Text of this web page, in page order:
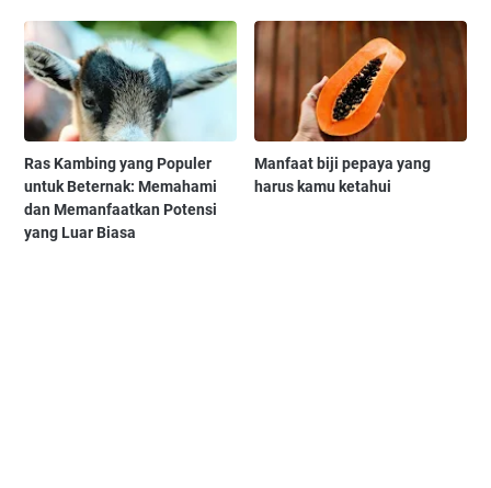
Ras Kambing yang Populer
untuk Beternak: Memahami
dan Memanfaatkan Potensi
yang Luar Biasa
Manfaat biji pepaya yang
harus kamu ketahui